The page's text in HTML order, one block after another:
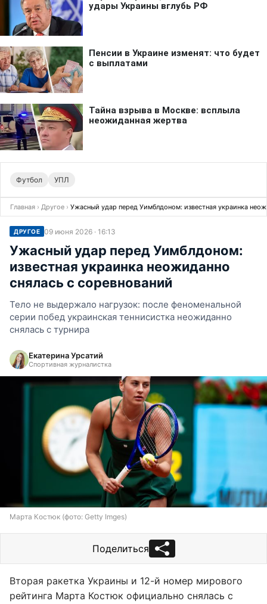
Футбол УПЛ
Главная › Другое › Ужасный удар перед Уимблдоном: известная украинка
ДРУГОЕ 09 июня 2026 · 16:13
Ужасный удар перед Уимблдоном:
известная украинка неожиданно
снялась с соревнований
Тело не выдержало нагрузок: после феноменальной
серии побед украинская теннисистка неожиданно
снялась с турнира
Екатерина Урсатий
Спортивная журналистка
Марта Костюк (фото: Getty Imges)
Поделиться
Вторая ракетка Украины и 12-й номер мирового
рейтинга Марта Костюк официально снялась с